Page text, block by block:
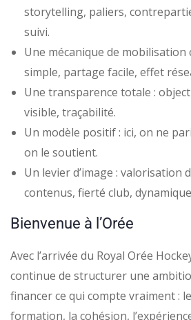
storytelling, paliers,
suivi.
Une mécanique de
simple, partage facile, effet
Une transparence totale :
visible, traçabilité.
Un modèle positif : ici, on ne
on le soutient.
Un levier d’image : valorisation
contenus, fierté club,
Bienvenue à l’Orée
Avec l’arrivée du Royal Orée
continue de structurer une
financer ce qui compte vraiment :
formation, la cohésion,